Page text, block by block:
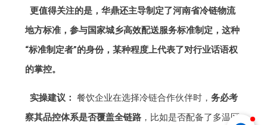
更值得关注的是，华鼎还主导制定了河南省冷链物流
地方标准，参与国家城乡高效配送服务标准制定，这种
“标准制定者”的身份，某种程度上代表了对行业话语权
的掌控。
实操建议： 餐饮企业在选择冷链合作伙伴时， 务必考
察其品控体系是否覆盖全链路 ，比如是否配备了多温区